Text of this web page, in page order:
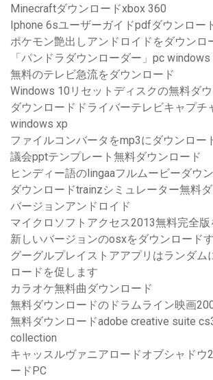
Minecraftダウンロードxbox 360
Iphone 6sユーザーガイドpdfダウンロー
ポケモン艶出しアンドロイドをダウンロ
「パンドラダウンローダー」pc windows
無料のテレビ急流をダウンロード
Windows 10リセットディスクの無料ダ
ダウンロードドライバーテレビキャプチ
windows xp
ファイルコンバータをmp3にダウンロー
議会pptテンプレート無料ダウンロード
ヒンディー語のlingaaフルムービーダウ
ダウンロードtrainzシミュレーター無料
バージョンアンドロイド
マイクロソフトアクセス2013無料完全
新しいバージョンのosxをダウンロード
グーグルプレイストアアプリはランダム
ロードを促します
カラオケ無料曲ダウンロード
無料ダウンロードのドラムライン映画
無料ダウンロードadobe creative suite
collection
キャッスルヴァニアロードオブシャドウ
ードPC